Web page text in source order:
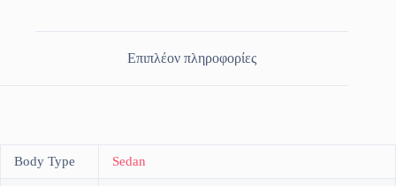
Επιπλέον πληροφορίες
Body Type Sedan